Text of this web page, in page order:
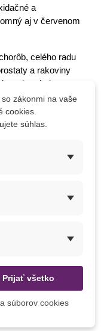
a
aj v červenom
celého radu
a rakoviny
a mimoriadne
estery kyseliny
pred konzumáciou
citrusy,
zákonmi na vaše
cookies.
súhlas.
Prijať všetko
súborov cookies